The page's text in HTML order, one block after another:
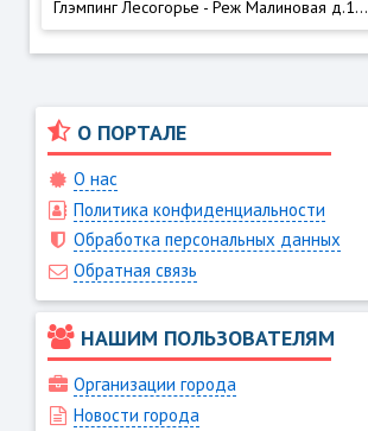
Глэмпинг Лесогорье - Реж Малиновая д.1...
О ПОРТАЛЕ
О нас
Политика конфиденциальности
Обработка персональных данных
Обратная связь
НАШИМ ПОЛЬЗОВАТЕЛЯМ
Организации города
Новости города